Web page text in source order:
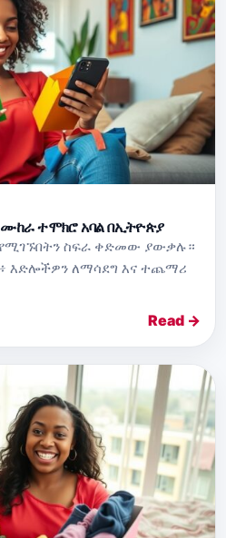
ተሞክሮ አባል በኢትዮጵያ
ስፍራ ቀድመው ያውቃሉ።
እድሎችዎን ለማሳደግ እና ተጨማሪ
Read →